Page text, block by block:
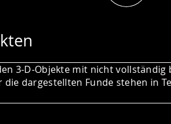
3-D-Objekte mit nicht vollständig
dargestellten Funde stehen in